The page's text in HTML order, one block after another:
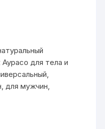
для тела и
для мужчин,